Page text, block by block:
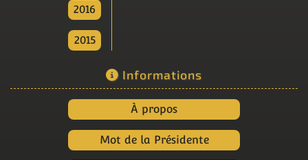
2016
2015
Informations
À propos
Mot de la Présidente